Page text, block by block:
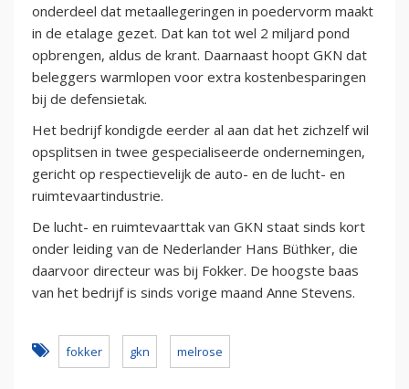
onderdeel dat metaallegeringen in poedervorm maakt
in de etalage gezet. Dat kan tot wel 2 miljard pond
opbrengen, aldus de krant. Daarnaast hoopt GKN dat
beleggers warmlopen voor extra kostenbesparingen
bij de defensietak.
Het bedrijf kondigde eerder al aan dat het zichzelf wil
opsplitsen in twee gespecialiseerde ondernemingen,
gericht op respectievelijk de auto- en de lucht- en
ruimtevaartindustrie.
De lucht- en ruimtevaarttak van GKN staat sinds kort
onder leiding van de Nederlander Hans Büthker, die
daarvoor directeur was bij Fokker. De hoogste baas
van het bedrijf is sinds vorige maand Anne Stevens.
fokker gkn melrose